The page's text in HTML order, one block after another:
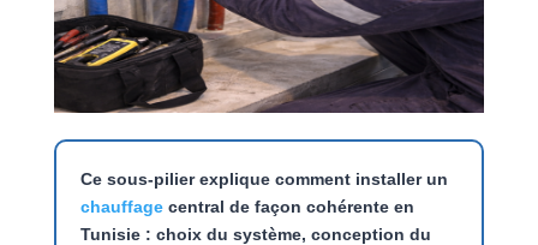
Ce sous-pilier explique comment installer un
chauffagecentral de façon cohérente en
Tunisie : choix du système, conception du